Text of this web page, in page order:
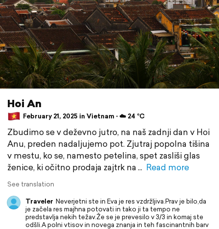
Hoi An
February 21, 2025 in Vietnam ⋅ ☁️ 24 °C
Zbudimo se v deževno jutro, na naš zadnji dan v Hoi
Anu, preden nadaljujemo pot. Zjutraj popolna tišina
v mestu, ko se, namesto petelina, spet zasliši glas
ženice, ki očitno prodaja zajtrk na
Read more
See translation
Traveler Neverjetni ste in Eva je res vzdržljiva.Prav je bilo,da
je začela res majhna potovati in tako ji ta tempo ne
predstavlja nekih težav.Že se je prevesilo v 3/3 in komaj ste
odšli.A polni vtisov in novega znanja in teh fascinantnih barv